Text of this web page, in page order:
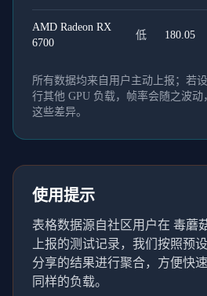
AMD Radeon RX
6700
低 180.05
所有数据均来自用户主动上报；若
行其他 GPU 负载，帧率会随之波
这些差异。
使用提示
表格数据源自社区用户在 毒蘑
上报的测试记录，我们按照预
分享的结果进行聚合，方便快
同样的负载。